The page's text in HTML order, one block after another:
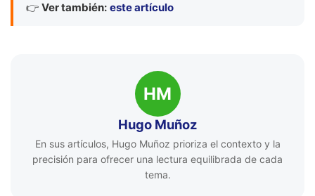
👉 Ver también: este artículo
HM
Hugo Muñoz
En sus artículos, Hugo Muñoz prioriza el contexto y la
precisión para ofrecer una lectura equilibrada de cada
tema.